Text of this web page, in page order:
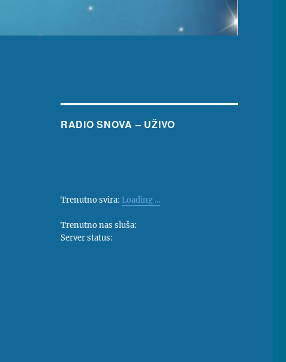
RADIO SNOVA – UŽIVO
Trenutno svira: Loading ...
Trenutno nas sluša:
Server status: